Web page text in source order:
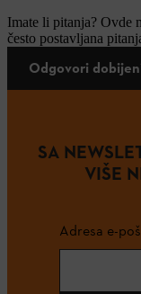
Imate li pitanja? Ovde
često postavljana
Odgovori
SA
VIŠE
Adresa e-